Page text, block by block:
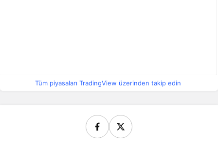
Tüm piyasaları TradingView üzerinden takip edin